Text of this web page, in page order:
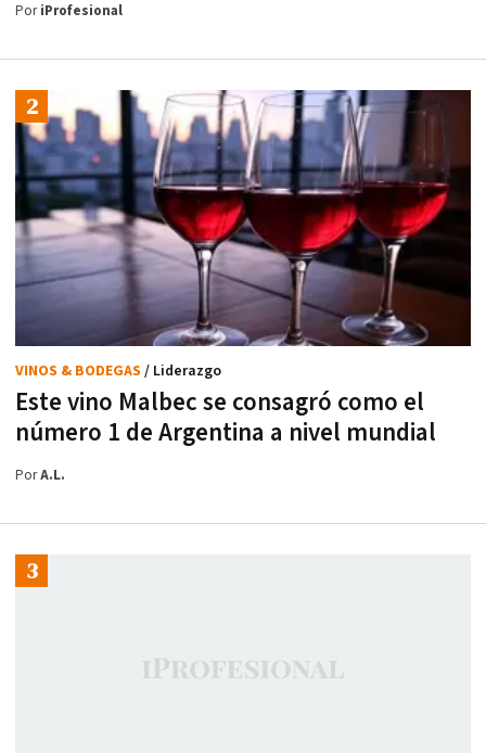
PoriProfesional
Este vino Malbec se consagró como el
número 1 de Argentina a nivel mundial
VINOS & BODEGAS / Liderazgo
PorA.L.